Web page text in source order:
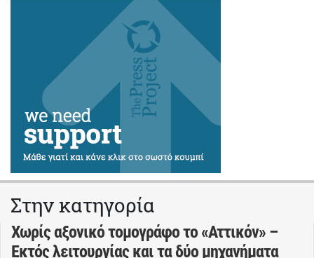
Στην κατηγορία
Χωρίς αξονικό τομογράφο το «Αττικόν» –
Εκτός λειτουργίας και τα δύο μηχανήματα